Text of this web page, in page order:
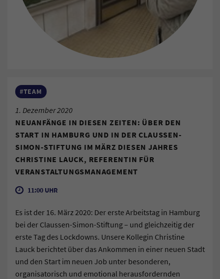
#TEAM
1. Dezember 2020
NEUANFÄNGE IN DIESEN ZEITEN: ÜBER DEN
START IN HAMBURG UND IN DER CLAUSSEN-
SIMON-STIFTUNG IM MÄRZ DIESEN JAHRES
CHRISTINE LAUCK, REFERENTIN FÜR
VERANSTALTUNGSMANAGEMENT
11:00 UHR
Es ist der 16. März 2020: Der erste Arbeitstag in Hamburg
bei der Claussen-Simon-Stiftung – und gleichzeitig der
erste Tag des Lockdowns. Unsere Kollegin Christine
Lauck berichtet über das Ankommen in einer neuen Stadt
und den Start im neuen Job unter besonderen,
organisatorisch und emotional herausfordernden